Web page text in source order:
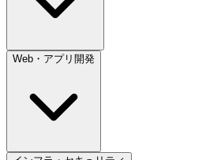
Web・アプリ開発